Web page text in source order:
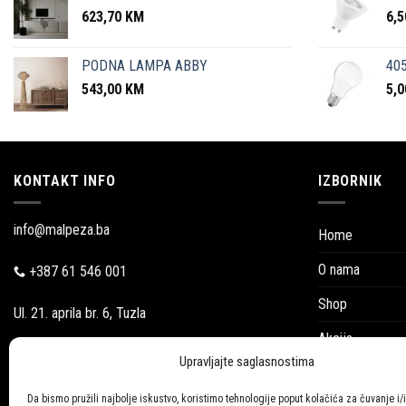
Upravljajte saglasnostima
Da bismo pružili najbolje iskustvo, koristimo tehnologije poput kolačića za čuvanje
623,70 KM
PODNA LAMPA ABBY
543,00 KM
KONTAKT INFO
info@malpeza.ba
+387 61 546 001
Ul. 21. aprila br. 6, Tuzla
Subotom:
IZBORNIK
Home
O nama
Shop
Akcija